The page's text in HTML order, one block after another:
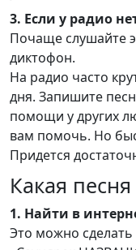
3. Если у радио
Почаще слушайте
диктофон.
На радио часто
дня. Запишите
помощи у других
вам помочь. Но
Придется
Какая
1. Найти в
Это можно сделать